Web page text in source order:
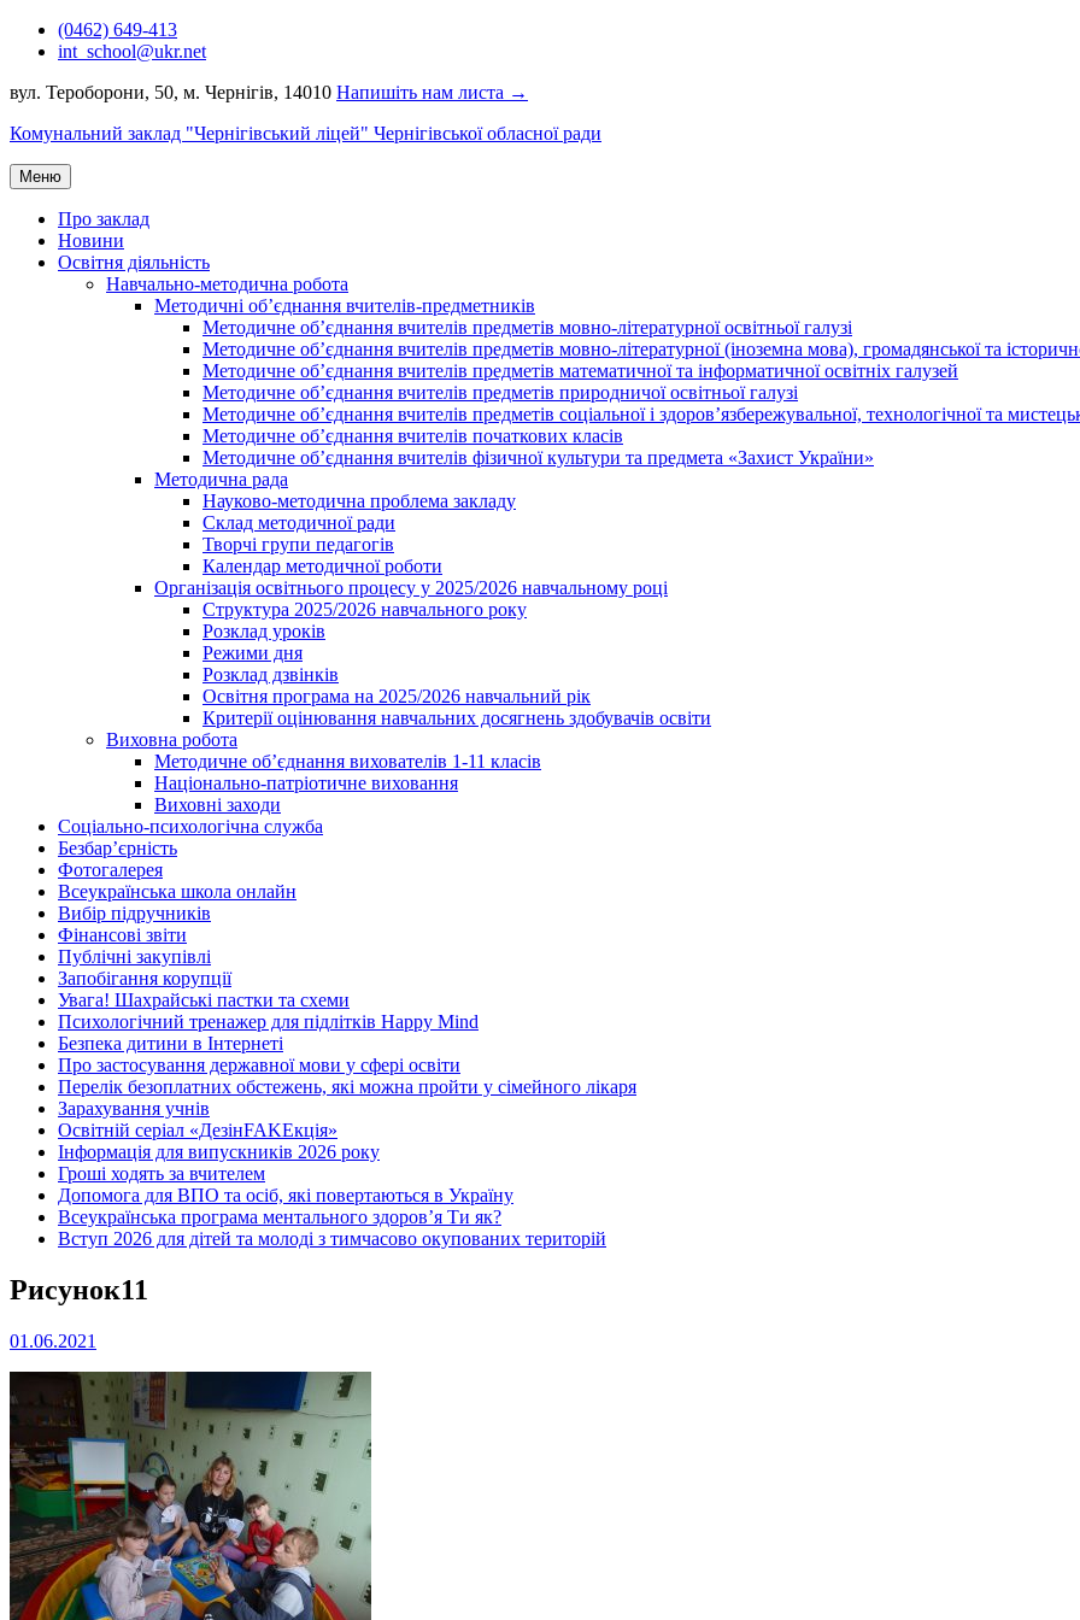
Перейти(0462) 649-413
int_school@ukr.net
вул. Тероборони, 50, м. Чернігів, 14010 Напишіть нам листа →
Комунальний заклад "Чернігівський ліцей" Чернігівської обласної ради
Меню
Про заклад
Новини
Освітня діяльність
Навчально-методична робота
Методичні об’єднання вчителів-предметників
Методичне об’єднання вчителів предметів мовно-літературної освітньої галузі
Методичне об’єднання вчителів предметів мовно-літературної (іноземна мова), громадянської та
Методичне об’єднання вчителів предметів математичної та інформатичної освітніх галузей
Методичне об’єднання вчителів предметів природничої освітньої галузі
Методичне об’єднання вчителів предметів соціальної і здоров’язбережувальної, технологічної та
Методичне об’єднання вчителів початкових класів
Методичне об’єднання вчителів фізичної культури та предмета «Захист України»
Методична рада
Науково-методична проблема закладу
Склад методичної ради
Творчі групи педагогів
Календар методичної роботи
Організація освітнього процесу у 2025/2026 навчальному році
Структура 2025/2026 навчального року
Розклад уроків
Режими дня
Розклад дзвінків
Освітня програма на 2025/2026 навчальний рік
Критерії оцінювання навчальних досягнень здобувачів освіти
Виховна робота
Методичне об’єднання вихователів 1-11 класів
Національно-патріотичне виховання
Виховні заходи
Соціально-психологічна служба
Безбар’єрність
Фотогалерея
Всеукраїнська школа онлайн
Вибір підручників
Фінансові звіти
Публічні закупівлі
Запобігання корупції
Увага! Шахрайські пастки та схеми
Психологічний тренажер для підлітків Happy Mind
Безпека дитини в Інтернеті
Про застосування державної мови у сфері освіти
Перелік безоплатних обстежень, які можна пройти у сімейного лікаря
Зарахування учнів
Освітній серіал «ДезінFAKEкція»
Інформація для випускників 2026 року
Гроші ходять за вчителем
Допомога для ВПО та осіб, які повертаються в Україну
Всеукраїнська програма ментального здоров’я Ти як?
Вступ 2026 для дітей та молоді з тимчасово окупованих територій
Рисунок11
01.06.2021